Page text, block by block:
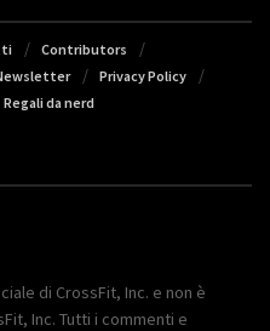
Contributors
Privacy Policy
Regali da nerd
di CrossFit, Inc. e non è
Inc. Tutti i commenti e